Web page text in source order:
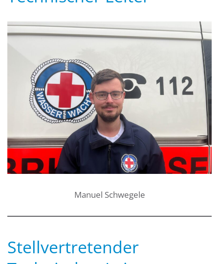
Manuel Schwegele
Stellvertretender